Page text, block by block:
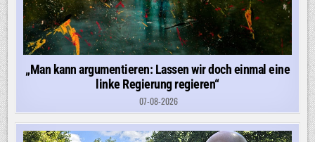
„Man kann argumentieren: Lassen wir doch einmal eine
linke Regierung regieren“
07-08-2026